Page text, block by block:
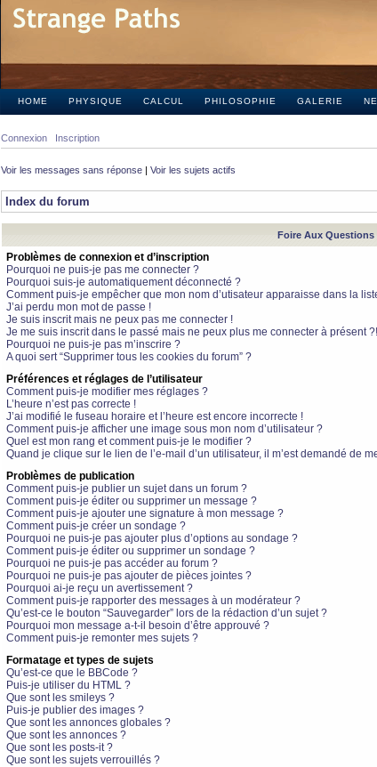
HOME PHYSIQUE CALCUL PHILOSOPHIE GALERIE
Connexion Inscription
Voir les messages sans réponse | Voir les sujets actifs
Index du forum
Foire Aux Questions
Problèmes de connexion et d’inscription
Pourquoi ne puis-je pas me connecter ?
Pourquoi suis-je automatiquement déconnecté ?
Comment puis-je empêcher que mon nom d’utisateur apparaisse dans la
J’ai perdu mon mot de passe !
Je suis inscrit mais ne peux pas me connecter !
Je me suis inscrit dans le passé mais ne peux plus me connecter à présent ?!
Pourquoi ne puis-je pas m’inscrire ?
A quoi sert “Supprimer tous les cookies du forum” ?
Préférences et réglages de l’utilisateur
Comment puis-je modifier mes réglages ?
L’heure n’est pas correcte !
J’ai modifié le fuseau horaire et l’heure est encore incorrecte !
Comment puis-je afficher une image sous mon nom d’utilisateur ?
Quel est mon rang et comment puis-je le modifier ?
Quand je clique sur le lien de l’e-mail d’un utilisateur, il m’est demandé de
Problèmes de publication
Comment puis-je publier un sujet dans un forum ?
Comment puis-je éditer ou supprimer un message ?
Comment puis-je ajouter une signature à mon message ?
Comment puis-je créer un sondage ?
Pourquoi ne puis-je pas ajouter plus d’options au sondage ?
Comment puis-je éditer ou supprimer un sondage ?
Pourquoi ne puis-je pas accéder au forum ?
Pourquoi ne puis-je pas ajouter de pièces jointes ?
Pourquoi ai-je reçu un avertissement ?
Comment puis-je rapporter des messages à un modérateur ?
Qu’est-ce le bouton “Sauvegarder” lors de la rédaction d’un sujet ?
Pourquoi mon message a-t-il besoin d’être approuvé ?
Comment puis-je remonter mes sujets ?
Formatage et types de sujets
Qu’est-ce que le BBCode ?
Puis-je utiliser du HTML ?
Que sont les smileys ?
Puis-je publier des images ?
Que sont les annonces globales ?
Que sont les annonces ?
Que sont les posts-it ?
Que sont les sujets verrouillés ?